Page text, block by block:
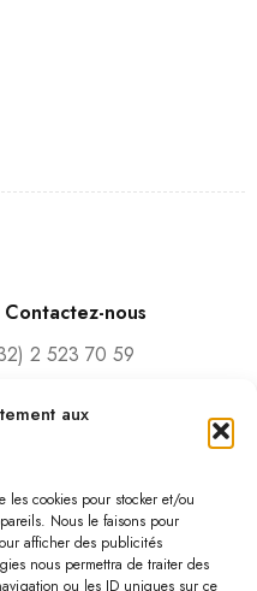
aux
cookies pour stocker et/ou
Nous le faisons pour
afficher des publicités
nous permettra de traiter des
ou les ID uniques sur ce
nous
2 523 70 59
6, 1070 Bruxelles
– 18:30
– 15:00 -18:30